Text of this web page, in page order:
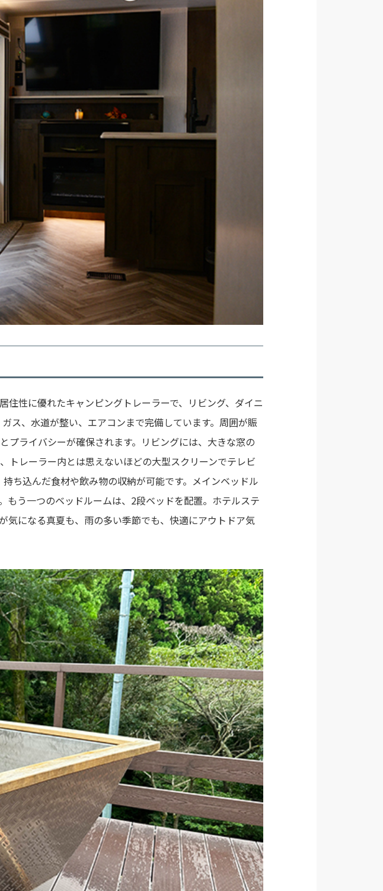
性に優れたキャンピングトレーラーで、リビング、ダイニ
ス、水道が整い、エアコンまで完備しています。周囲が賑
プライバシーが確保されます。リビングには、大きな窓の
トレーラー内とは思えないほどの大型スクリーンでテレビ
ち込んだ食材や飲み物の収納が可能です。メインベッドル
う一つのベッドルームは、2段ベッドを配置。ホテルステ
気になる真夏も、雨の多い季節でも、快適にアウトドア気